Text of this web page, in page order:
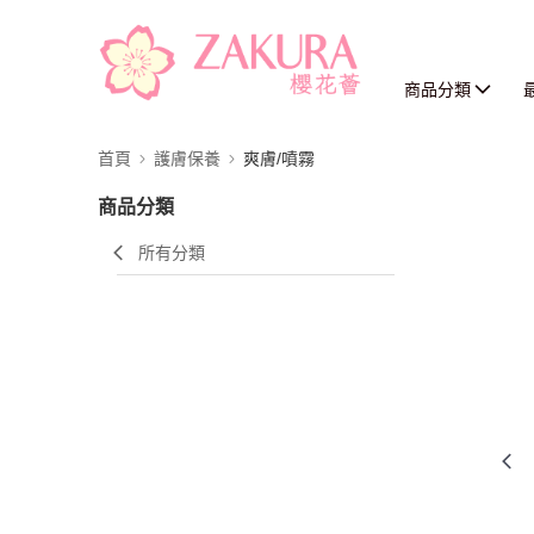
商品分類
首頁 護膚保養 爽膚/噴霧
商品分類
所有分類